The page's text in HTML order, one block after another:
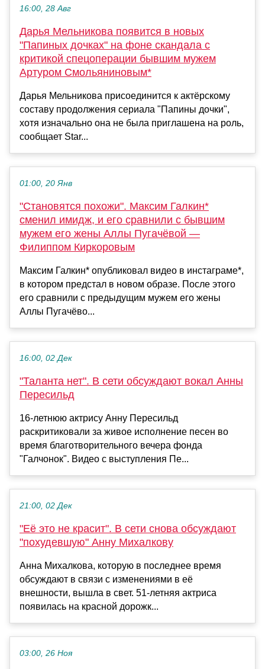
16:00, 28 Авг
Дарья Мельникова появится в новых
"Папиных дочках" на фоне скандала с
критикой спецоперации бывшим мужем
Артуром Смольяниновым*
Дарья Мельникова присоединится к актёрскому
составу продолжения сериала "Папины дочки",
хотя изначально она не была приглашена на роль,
сообщает Star...
01:00, 20 Янв
"Становятся похожи". Максим Галкин*
сменил имидж, и его сравнили с бывшим
мужем его жены Аллы Пугачёвой —
Филиппом Киркоровым
Максим Галкин* опубликовал видео в инстаграме*,
в котором предстал в новом образе. После этого
его сравнили с предыдущим мужем его жены
Аллы Пугачёво...
16:00, 02 Дек
"Таланта нет". В сети обсуждают вокал Анны
Пересильд
16-летнюю актрису Анну Пересильд
раскритиковали за живое исполнение песен во
время благотворительного вечера фонда
"Галчонок". Видео с выступления Пе...
21:00, 02 Дек
"Её это не красит". В сети снова обсуждают
"похудевшую" Анну Михалкову
Анна Михалкова, которую в последнее время
обсуждают в связи с изменениями в её
внешности, вышла в свет. 51-летняя актриса
появилась на красной дорожк...
03:00, 26 Ноя